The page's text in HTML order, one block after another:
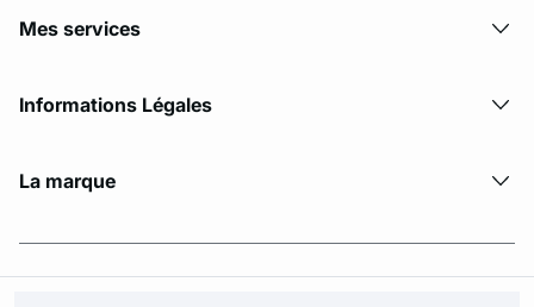
Mes services
Informations Légales
La marque